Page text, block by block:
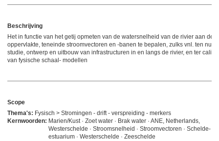
Beschrijving
Het in functie van het getij opmeten van de watersnelheid van de rivier aan de
oppervlakte, teneinde stroomvectoren en -banen te bepalen, zulks vnl. ten
studie, ontwerp en uitbouw van infrastructuren in en langs de rivier, en ter
van fysische schaal- modellen
Scope
Thema's: Fysisch > Stromingen - drift - verspreiding - merkers
Kernwoorden: Marien/Kust · Zoet water · Brak water · ANE, Netherlands,
Westerschelde · Stroomsnelheid · Stroomvectoren · Schelde-
estuarium · Westerschelde · Zeeschelde